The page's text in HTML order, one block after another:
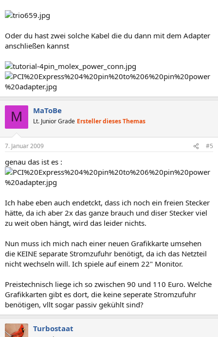
Oder du hast zwei solche Kabel die du dann mit dem Adapter
anschließen kannst
M MaToBe
Lt. Junior Grade Ersteller dieses Themas
7. Januar 2009 #5
genau das ist es :
Ich habe eben auch endetckt, dass ich noch ein freien Stecker
hätte, da ich aber 2x das ganze brauch und diser Stecker viel
zu weit oben hängt, wird das leider nichts.
Nun muss ich mich nach einer neuen Grafikkarte umsehen
die KEINE separate Stromzufuhr benötigt, da ich das Netzteil
nicht wechseln will. Ich spiele auf einem 22" Monitor.
Preistechnisch liege ich so zwischen 90 und 110 Euro. Welche
Grafikkarten gibt es dort, die keine seperate Stromzufuhr
benötigen, vllt sogar passiv gekühlt sind?
Turbostaat